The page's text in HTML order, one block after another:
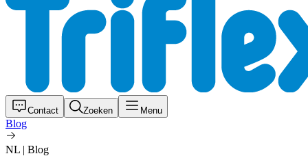
Contact Zoeken Menu
Blog
NL | Blog